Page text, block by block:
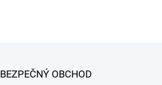
BEZPEČNÝ OBCHOD